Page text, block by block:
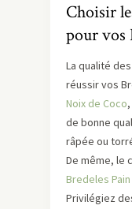
Choisir
pour vos
La qualité
réussir vos
Noix de Coco
de bonne
râpée ou
De même, le
Bredeles Pain
Privilégiez